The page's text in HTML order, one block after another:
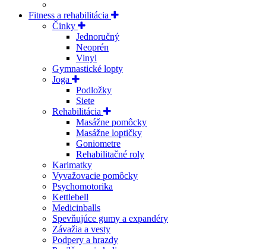
Fitness a rehabilitácia
Činky
Jednoručný
Neoprén
Vinyl
Gymnastické lopty
Joga
Podložky
Siete
Rehabilitácia
Masážne pomôcky
Masážne loptičky
Goniometre
Rehabilitačné roly
Karimatky
Vyvažovacie pomôcky
Psychomotorika
Kettlebell
Medicinballs
Spevňujúce gumy a expandéry
Závažia a vesty
Podpery a hrazdy